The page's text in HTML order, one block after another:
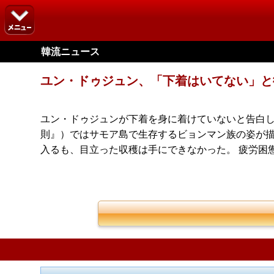
韓流ニュース
ユン・ドゥジュン、「下着はいてない」
ユン・ドゥジュンが下着を身に着けていないと告
則』）ではサモア島で生存するビョンマン族の姿が
入るも、目立った収穫は手にできなかった。 疲労困